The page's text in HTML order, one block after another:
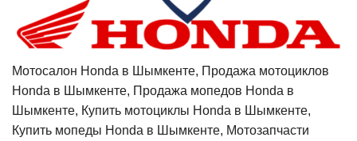
Мотосалон Honda в Шымкенте, Продажа мотоциклов
Honda в Шымкенте, Продажа мопедов Honda в
Шымкенте, Купить мотоциклы Honda в Шымкенте,
Купить мопеды Honda в Шымкенте, Мотозапчасти